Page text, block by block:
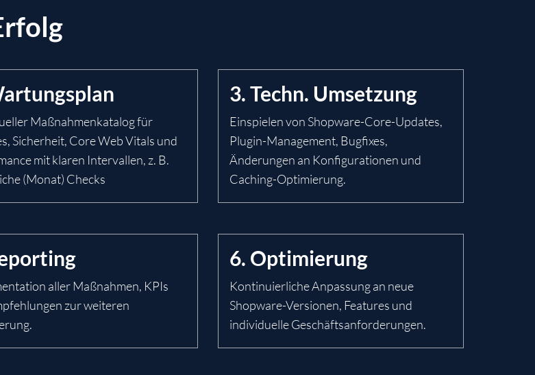
Maßnahmenkatalog für
Sicherheit, Core Web Vitals und
mit klaren Intervallen, z. B.
(Monat) Checks
3. Techn. Umsetzung
Einspielen von Shopware-Core-Updates,
Plugin-Management, Bugfixes,
Änderungen an Konfigurationen und
Caching-Optimierung.
aller Maßnahmen, KPIs
zur weiteren
6. Optimierung
Kontinuierliche Anpassung an neue
Shopware-Versionen, Features und
individuelle Geschäftsanforderungen.